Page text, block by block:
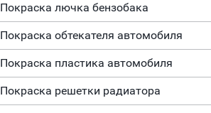
Покраска лючка бензобака
Покраска обтекателя автомобиля
Покраска пластика автомобиля
Покраска решетки радиатора